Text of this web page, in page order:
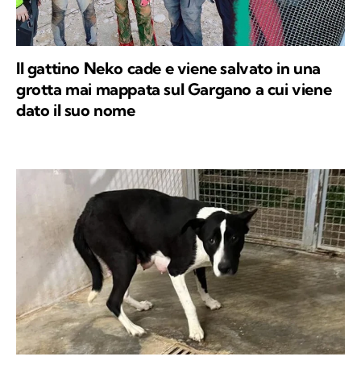
Il gattino Neko cade e viene salvato in una
grotta mai mappata sul Gargano a cui viene
dato il suo nome